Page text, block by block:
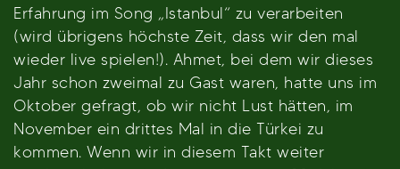
Erfahrung im Song „Istanbul“ zu verarbeiten
(wird übrigens höchste Zeit, dass wir den mal
wieder live spielen!). Ahmet, bei dem wir dieses
Jahr schon zweimal zu Gast waren, hatte uns im
Oktober gefragt, ob wir nicht Lust hätten, im
November ein drittes Mal in die Türkei zu
kommen. Wenn wir in diesem Takt weiter